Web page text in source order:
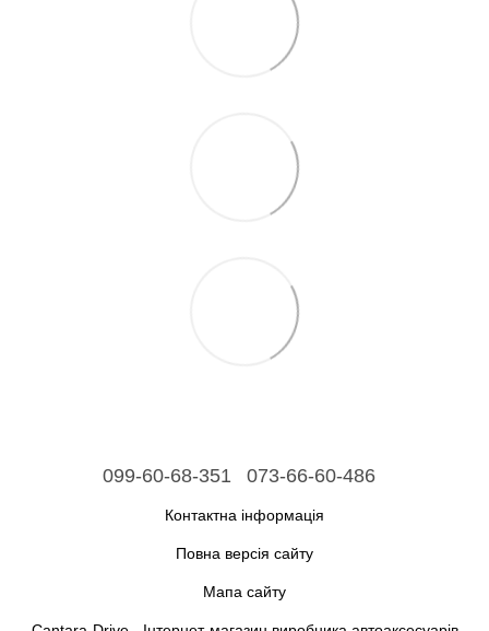
099-60-68-351 073-66-60-486
Контактна інформація
Повна версія сайту
Мапа сайту